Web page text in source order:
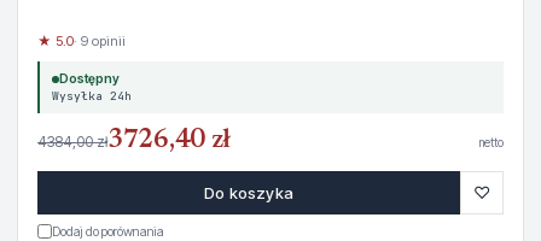
★ 5.0· 9 opinii
Dostępny
Wysyłka 24h
4384,00 zł3726,40 zł netto
Do koszyka ♡
Dodaj do porównania